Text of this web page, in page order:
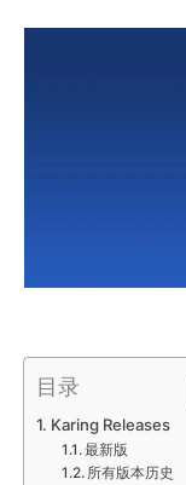
目录
Karing Releases
最新版
所有版本历史